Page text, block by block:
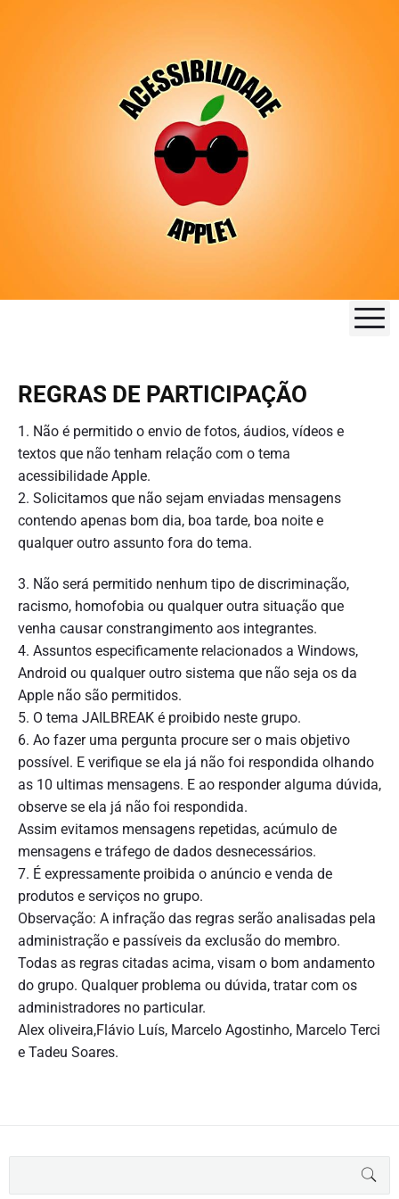
REGRAS DE PARTICIPAÇÃO
1. Não é permitido o envio de fotos, áudios, vídeos e
textos que não tenham relação com o tema
acessibilidade Apple.
2. Solicitamos que não sejam enviadas mensagens
contendo apenas bom dia, boa tarde, boa noite e
qualquer outro assunto fora do tema.
3. Não será permitido nenhum tipo de discriminação,
racismo, homofobia ou qualquer outra situação que
venha causar constrangimento aos integrantes.
4. Assuntos especificamente relacionados a Windows,
Android ou qualquer outro sistema que não seja os da
Apple não são permitidos.
5. O tema JAILBREAK é proibido neste grupo.
6. Ao fazer uma pergunta procure ser o mais objetivo
possível. E verifique se ela já não foi respondida olhando
as 10 ultimas mensagens. E ao responder alguma dúvida,
observe se ela já não foi respondida.
Assim evitamos mensagens repetidas, acúmulo de
mensagens e tráfego de dados desnecessários.
7. É expressamente proibida o anúncio e venda de
produtos e serviços no grupo.
Observação: A infração das regras serão analisadas pela
administração e passíveis da exclusão do membro.
Todas as regras citadas acima, visam o bom andamento
do grupo. Qualquer problema ou dúvida, tratar com os
administradores no particular.
Alex oliveira,Flávio Luís, Marcelo Agostinho, Marcelo Terci
e Tadeu Soares.